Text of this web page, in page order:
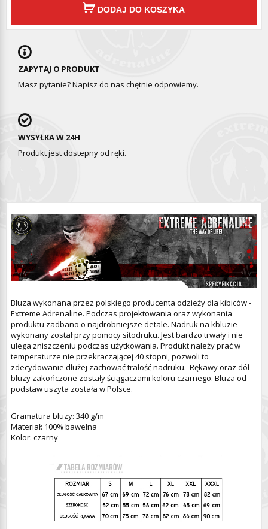
DODAJ DO KOSZYKA
ZAPYTAJ O PRODUKT
Masz pytanie? Napisz do nas chętnie odpowiemy.
WYSYŁKA W 24H
Produkt jest dostepny od ręki.
Bluza wykonana przez polskiego producenta odzieży dla kibiców -
Extreme Adrenaline. Podczas projektowania oraz wykonania
produktu zadbano o najdrobniejsze detale. Nadruk na kbluzie
wykonany został przy pomocy sitodruku. Jest bardzo trwały i nie
ulega zniszczeniu podczas użytkowania. Produkt należy prać w
temperaturze nie przekraczającej 40 stopni, pozwoli to
zdecydowanie dłużej zachować trałość nadruku. Rękawy oraz dół
bluzy zakończone zostały ściągaczami koloru czarnego. Bluza od
podstaw uszyta została w Polsce.
Gramatura bluzy: 340 g/m
Materiał: 100% bawełna
Kolor: czarny